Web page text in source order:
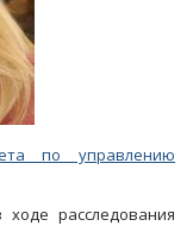
по управлению
расследования